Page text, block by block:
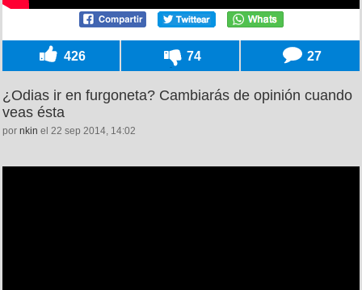
426 74 27
¿Odias ir en furgoneta? Cambiarás de opinión cuando
veas ésta
por nkin el 22 sep 2014, 14:02